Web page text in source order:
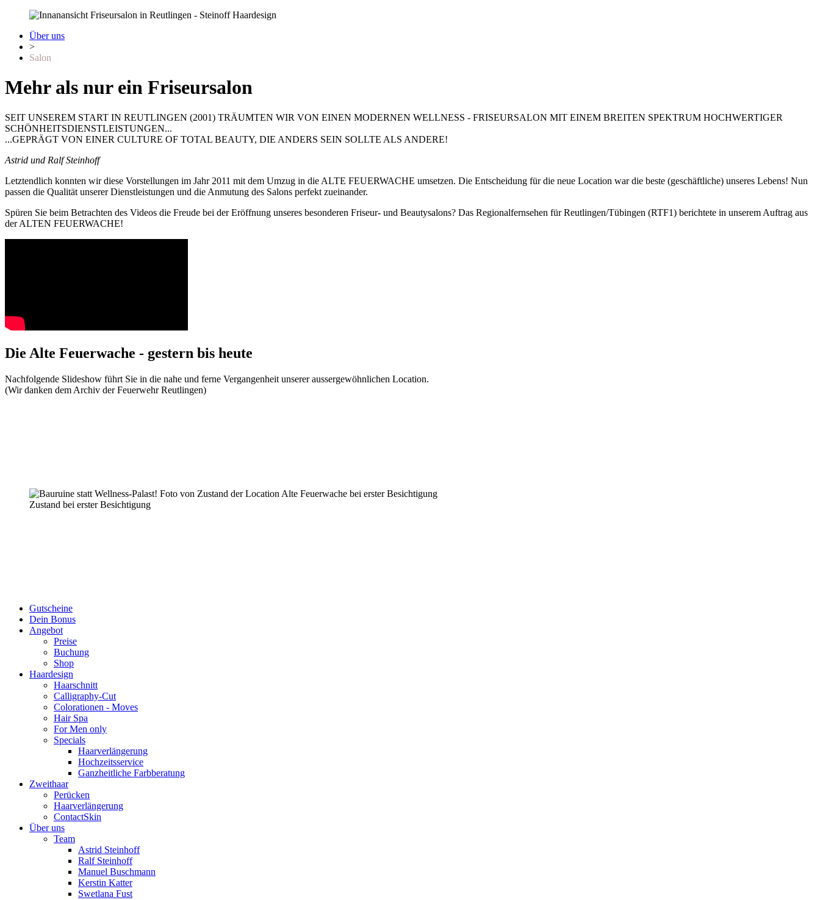
Über uns
>
Salon
Mehr als nur ein Friseursalon
SEIT UNSEREM START IN REUTLINGEN (2001) TRÄUMTEN WIR VON EINEN MODERNEN WELLNESS - FRISEURSALON MIT EINEM BREITEN SPEKTRUM HOCHWERTIGER
SCHÖNHEITSDIENSTLEISTUNGEN...
...GEPRÄGT VON EINER CULTURE OF TOTAL BEAUTY, DIE ANDERS SEIN SOLLTE ALS ANDERE!
Astrid und Ralf Steinhoff
Letztendlich konnten wir diese Vorstellungen im Jahr 2011 mit dem Umzug in die ALTE FEUERWACHE umsetzen. Die Entscheidung für die neue Location war die beste (geschäftliche) unseres Lebens! Nun
passen die Qualität unserer Dienstleistungen und die Anmutung des Salons perfekt zueinander.
Spüren Sie beim Betrachten des Videos die Freude bei der Eröffnung unseres besonderen Friseur- und Beautysalons? Das Regionalfernsehen für Reutlingen/Tübingen (RTF1) berichtete in unserem Auftrag aus
der ALTEN FEUERWACHE!
Die Alte Feuerwache - gestern bis heute
Nachfolgende Slideshow führt Sie in die nahe und ferne Vergangenheit unserer aussergewöhnlichen Location.
(Wir danken dem Archiv der Feuerwehr Reutlingen)
Zustand bei erster Besichtigung
Gutscheine
Dein Bonus
Angebot
Preise
Buchung
Shop
Haardesign
Haarschnitt
Calligraphy-Cut
Colorationen - Moves
Hair Spa
For Men only
Specials
Haarverlängerung
Hochzeitsservice
Ganzheitliche Farbberatung
Zweithaar
Perücken
Haarverlängerung
ContactSkin
Über uns
Team
Astrid Steinhoff
Ralf Steinhoff
Manuel Buschmann
Kerstin Katter
Swetlana Fust